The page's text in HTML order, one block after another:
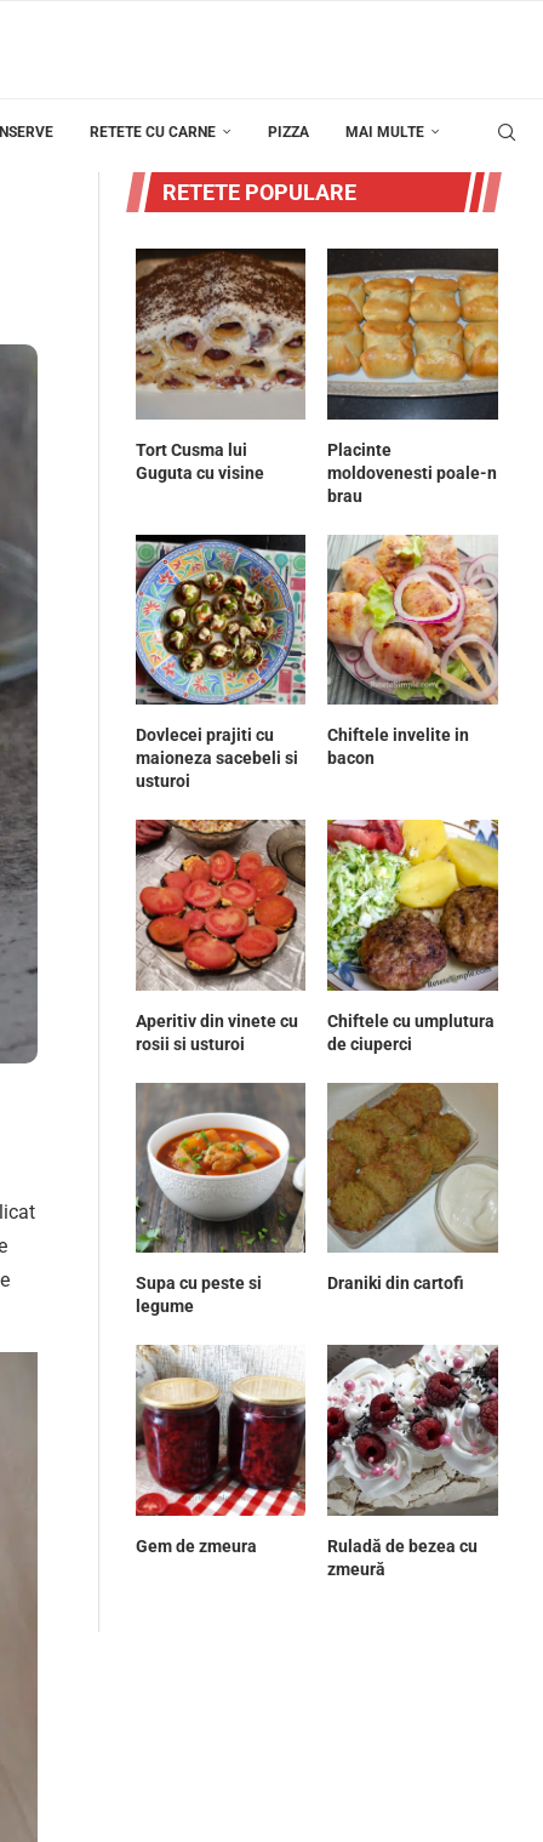
RETETE CU CARNE PIZZA MAI MULTE
RETETE POPULARE
Tort Cusma lui
Guguta cu visine
Placinte
moldovenesti poale-n
brau
Dovlecei prajiti cu
maioneza sacebeli si
usturoi
Chiftele invelite in
bacon
Aperitiv din vinete cu
rosii si usturoi
Chiftele cu umplutura
de ciuperci
Supa cu peste si
legume
Draniki din cartofi
Gem de zmeura
Ruladă de bezea cu
zmeură